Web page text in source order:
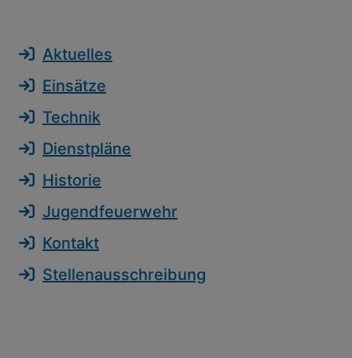
Aktuelles
Einsätze
Technik
Dienstpläne
Historie
Jugendfeuerwehr
Kontakt
Stellenausschreibung